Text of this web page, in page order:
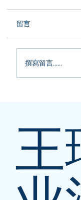
加拿大严
留言
撰寫留言......
王